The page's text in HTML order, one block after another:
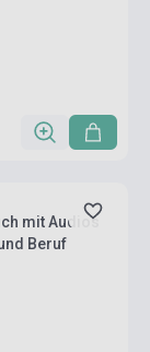
mit Audios
Beruf